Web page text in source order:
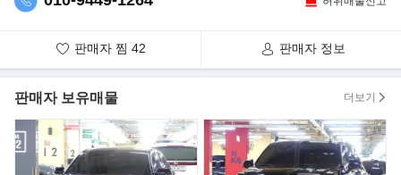
BMW 코리아가 고성능 럭셔리 스포츠카인 뉴 M850i 쿠페 및 4도어
xDrive 쿠페 및 그란 쿠페는 BMW 그룹의 노하우가 집약된 플래그
십 럭셔리 스포츠카 뉴 8시리즈의 고성능
모델로 M 퍼포먼스의 다이내믹한 주행 성능이 더해진 것이 특징이
판매자 찜 42 판매자 정보
판매자 보유매물 더보기